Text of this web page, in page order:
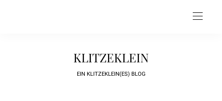
KLITZEKLEIN
EIN KLITZEKLEIN(ES) BLOG